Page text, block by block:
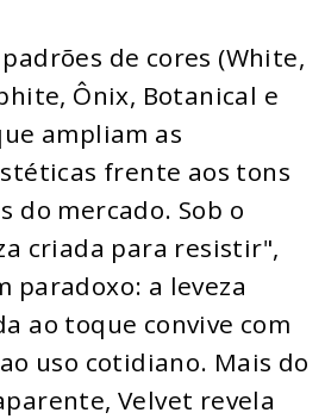
de cores (White,
Ônix, Botanical e
ampliam as
frente aos tons
do mercado. Sob o
criada para resistir",
paradoxo: a leveza
ao toque convive com
uso cotidiano. Mais do
Velvet revela